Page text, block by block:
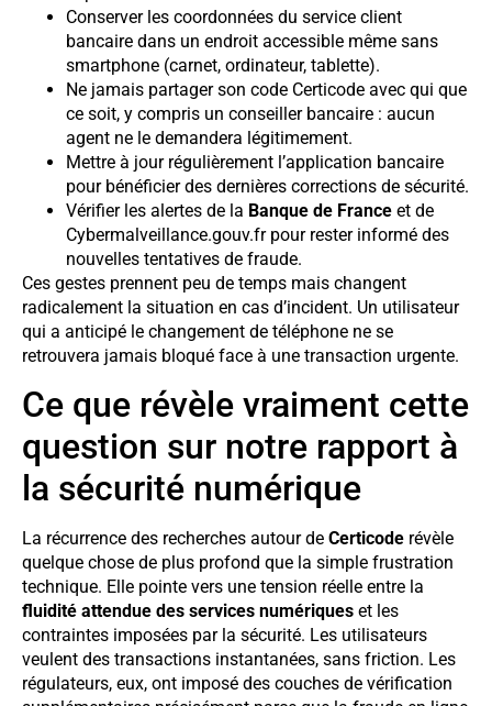
Conserver les coordonnées du service client
bancaire dans un endroit accessible même sans
smartphone (carnet, ordinateur, tablette).
Ne jamais partager son code Certicode avec qui que
ce soit, y compris un conseiller bancaire : aucun
agent ne le demandera légitimement.
Mettre à jour régulièrement l’application bancaire
pour bénéficier des dernières corrections de sécurité.
Vérifier les alertes de la Banque de France et de
Cybermalveillance.gouv.fr pour rester informé des
nouvelles tentatives de fraude.
Ces gestes prennent peu de temps mais changent
radicalement la situation en cas d’incident. Un utilisateur
qui a anticipé le changement de téléphone ne se
retrouvera jamais bloqué face à une transaction urgente.
Ce que révèle vraiment cette
question sur notre rapport à
la sécurité numérique
La récurrence des recherches autour de Certicode révèle
quelque chose de plus profond que la simple frustration
technique. Elle pointe vers une tension réelle entre la
fluidité attendue des services numériques et les
contraintes imposées par la sécurité. Les utilisateurs
veulent des transactions instantanées, sans friction. Les
régulateurs, eux, ont imposé des couches de vérification